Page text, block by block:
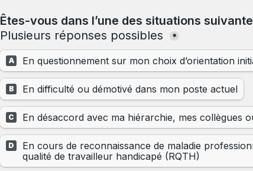
Êtes-vous dans l’une des situations
Plusieurs réponses possibles
*
A En questionnement sur mon choix d’orientation
B En difficulté ou démotivé dans mon poste actuel
C En désaccord avec ma hiérarchie, mes collègues
D
En cours de reconnaissance de maladie
qualité de travailleur handicapé (RQTH)